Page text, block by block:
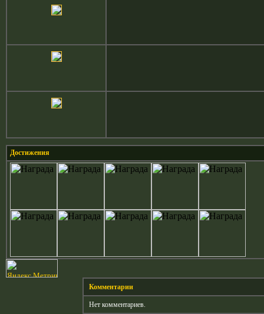
Достижения
Комментарии
Нет комментариев.